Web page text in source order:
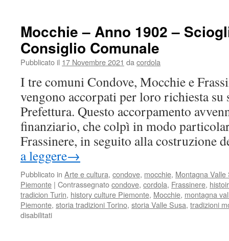
bruchi
Mocchie – Anno 1902 –
Consiglio Comunale
Pubblicato il 17 Novembre 2021 da cordola
I tre comuni Condove, Mocchie e
vengono accorpati per loro richiesta su
Prefettura. Questo accorpamento
finanziario, che colpì in modo
Frassinere, in seguito alla costruzione
a leggere→
Pubblicato in Arte e cultura, condove, mocchie, Montagna Valle
Piemonte | Contrassegnatocondove, cordola, Frassinere,
tradicion Turin, history culture Piemonte, Mocchie, montagna
Piemonte, storia tradizioni Torino, storia Valle Susa, tradizioni
disabilitatisu